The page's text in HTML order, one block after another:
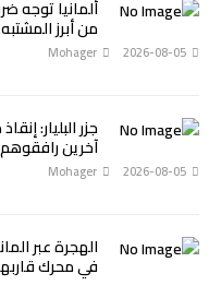
ألمانيا توجه
من أبرز
2026-08-05
Mohager
آخرين رافقوهم
2026-08-05
Mohager
في محرك